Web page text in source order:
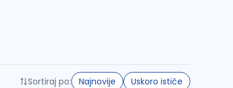
Sortiraj po: Najnovije Uskoro ističe